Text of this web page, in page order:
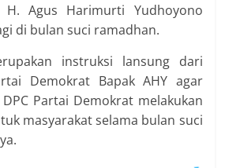
H. Agus Harimurti Yudhoyono
di bulan suci ramadhan.
instruksi lansung dari
Demokrat Bapak AHY agar
Partai Demokrat melakukan
masyarakat selama bulan suci